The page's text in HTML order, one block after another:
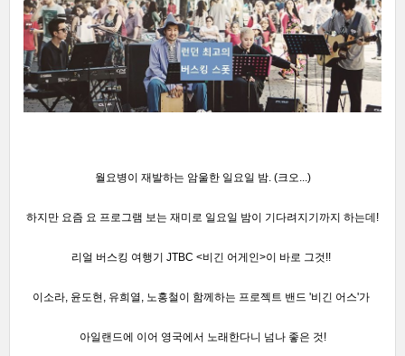
월요병이 재발하는 암울한 일요일 밤. (크오...)
하지만 요즘 요 프로그램 보는 재미로 일요일 밤이 기다려지기까지 하는데!
리얼 버스킹 여행기 JTBC <비긴 어게인>이 바로 그것!!
이소라, 윤도현, 유희열, 노홍철이 함께하는 프로젝트 밴드 '비긴 어스'가
아일랜드에 이어 영국에서 노래한다니 넘나 좋은 것!